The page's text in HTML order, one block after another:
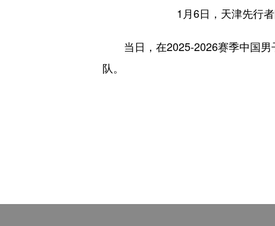
1月6日，天津先行
当日，在2025-2026赛季中国男
队。